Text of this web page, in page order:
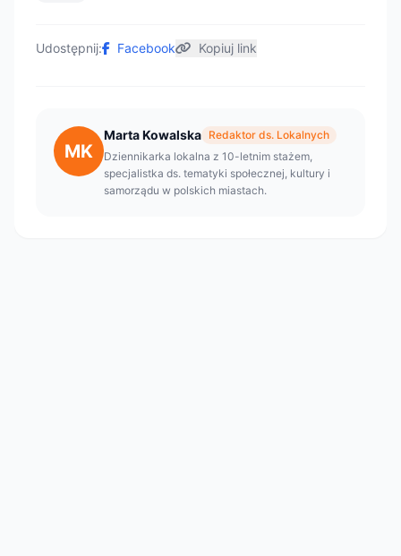
Udostępnij: Facebook Kopiuj link
MK
Marta Kowalska Redaktor ds. Lokalnych
Dziennikarka lokalna z 10-letnim stażem,
specjalistka ds. tematyki społecznej, kultury i
samorządu w polskich miastach.